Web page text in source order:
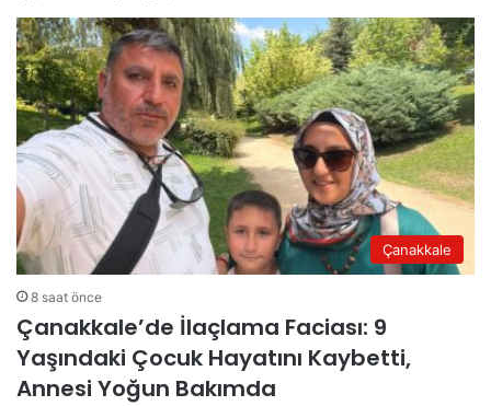
Çanakkale
8 saat önce
Çanakkale’de İlaçlama Faciası: 9
Yaşındaki Çocuk Hayatını Kaybetti,
Annesi Yoğun Bakımda